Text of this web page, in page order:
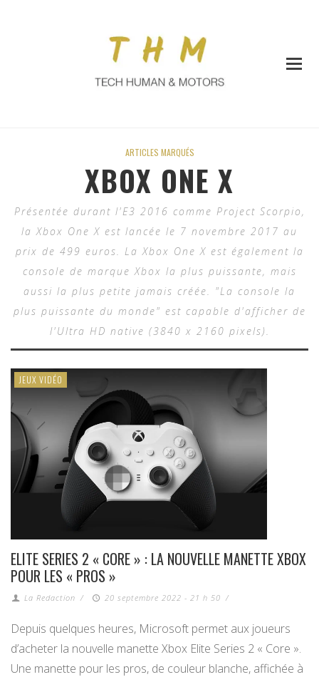
ARTICLES MARQUÉS
XBOX ONE X
Présentée durant l'E3 2016 comme Project Scorpio,
la Xbox One X est lancée le 7 novembre 2017 au
prix de 499 euros. La Xbox One X est également la
console de marque Xbox la plus puissante, mais
aussi la plus petite jamais créée. "La console la
plus puissante du monde" est capable d'afficher de
l'Ultra HD native (3840 x 2160 pixels).
JEUX VIDÉO
ELITE SERIES 2 « CORE » : LA NOUVELLE MANETTE XBOX
POUR LES « PROS »
La Redaction / 20 septembre 2022 - 21 h 50 /
Depuis quelques heures, Microsoft permet aux joueurs
d’acheter la nouvelle manette Xbox Elite Series 2 « Core ».
Une manette pour les pros, de couleur blanche, affichée à